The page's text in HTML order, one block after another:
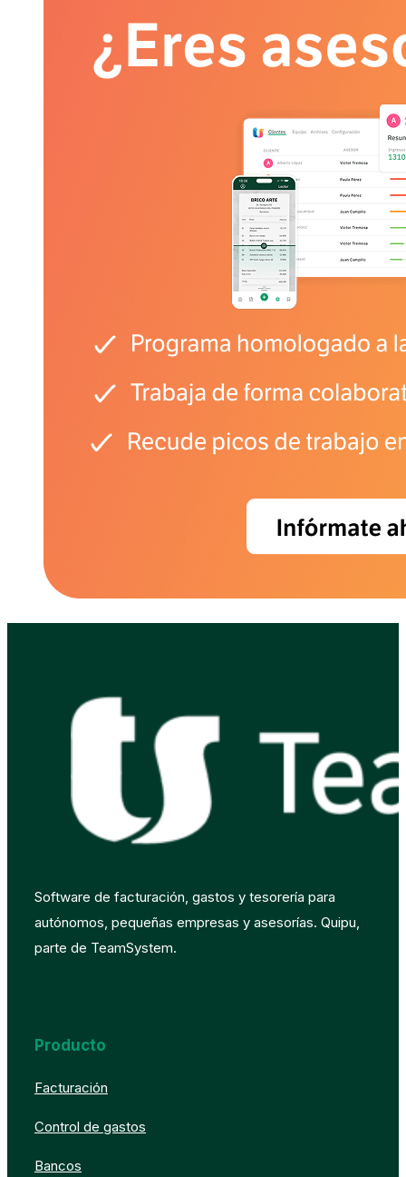
Software de facturación, gastos y tesorería para
autónomos, pequeñas empresas y asesorías. Quipu,
parte de TeamSystem.
Producto
Facturación
Control de gastos
Bancos